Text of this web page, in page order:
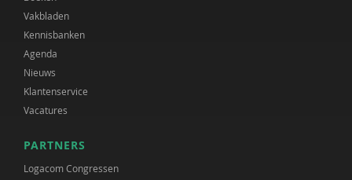
Vakbladen
Kennisbanken
Agenda
Nieuws
Klantenservice
Vacatures
PARTNERS
Logacom Congressen